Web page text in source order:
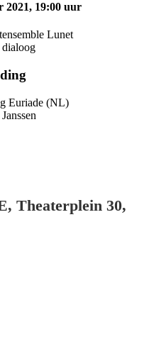
2021, 19:00 uur
Lunet
Euriade (NL)
Theaterplein 30,